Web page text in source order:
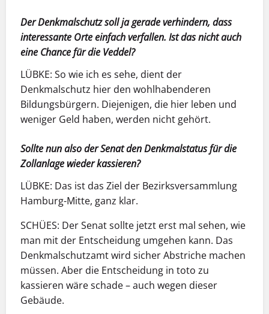
Der Denkmalschutz soll ja gerade verhindern, dass
interessante Orte einfach verfallen. Ist das nicht auch
eine Chance für die Veddel?
LÜBKE: So wie ich es sehe, dient der
Denkmalschutz hier den wohlhabenderen
Bildungsbürgern. Diejenigen, die hier leben und
weniger Geld haben, werden nicht gehört.
Sollte nun also der Senat den Denkmalstatus für die
Zollanlage wieder kassieren?
LÜBKE: Das ist das Ziel der Bezirksversammlung
Hamburg-Mitte, ganz klar.
SCHÜES: Der Senat sollte jetzt erst mal sehen, wie
man mit der Entscheidung umgehen kann. Das
Denkmalschutzamt wird sicher Abstriche machen
müssen. Aber die Entscheidung in toto zu
kassieren wäre schade – auch wegen dieser
Gebäude.